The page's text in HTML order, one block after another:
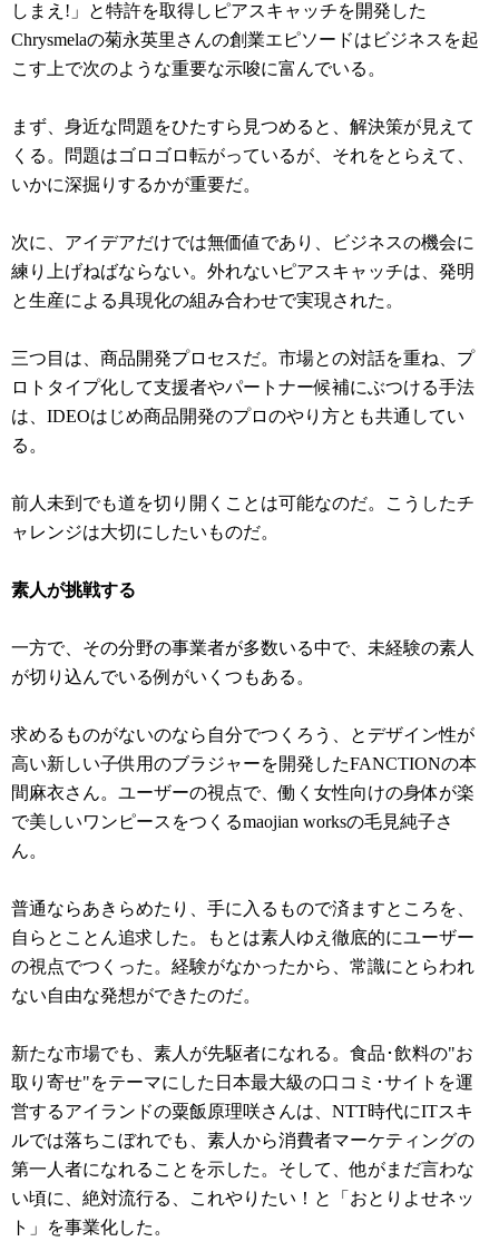
しまえ!」と特許を取得しピアスキャッチを開発した
Chrysmelaの菊永英里さんの創業エピソードはビジネスを起
こす上で次のような重要な示唆に富んでいる。
まず、身近な問題をひたすら見つめると、解決策が見えて
くる。問題はゴロゴロ転がっているが、それをとらえて、
いかに深掘りするかが重要だ。
次に、アイデアだけでは無価値であり、ビジネスの機会に
練り上げねばならない。外れないピアスキャッチは、発明
と生産による具現化の組み合わせで実現された。
三つ目は、商品開発プロセスだ。市場との対話を重ね、プ
ロトタイプ化して支援者やパートナー候補にぶつける手法
は、IDEOはじめ商品開発のプロのやり方とも共通してい
る。
前人未到でも道を切り開くことは可能なのだ。こうしたチ
ャレンジは大切にしたいものだ。
素人が挑戦する
一方で、その分野の事業者が多数いる中で、未経験の素人
が切り込んでいる例がいくつもある。
求めるものがないのなら自分でつくろう、とデザイン性が
高い新しい子供用のブラジャーを開発したFANCTIONの本
間麻衣さん。ユーザーの視点で、働く女性向けの身体が楽
で美しいワンピースをつくるmaojian worksの毛見純子さ
ん。
普通ならあきらめたり、手に入るもので済ますところを、
自らとことん追求した。もとは素人ゆえ徹底的にユーザー
の視点でつくった。経験がなかったから、常識にとらわれ
ない自由な発想ができたのだ。
新たな市場でも、素人が先駆者になれる。食品･飲料の"お
取り寄せ"をテーマにした日本最大級の口コミ･サイトを運
営するアイランドの粟飯原理咲さんは、NTT時代にITスキ
ルでは落ちこぼれでも、素人から消費者マーケティングの
第一人者になれることを示した。そして、他がまだ言わな
い頃に、絶対流行る、これやりたい！と「おとりよせネッ
ト」を事業化した。